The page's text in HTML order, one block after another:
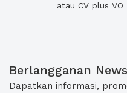
atau CV plus VO
Berlangganan
Dapatkan informasi,